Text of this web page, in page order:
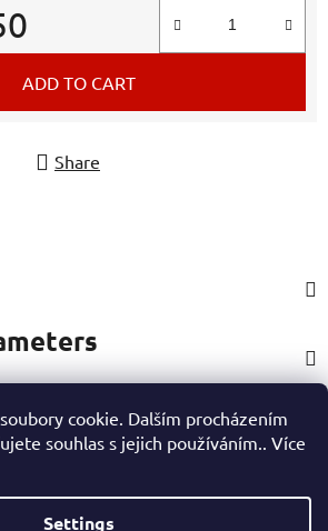
cookie. Dalším procházením
souhlas s jejich používáním.. Více
Settings
ADD TO CART
Share